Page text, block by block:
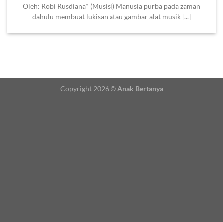
Oleh: Robi Rusdiana* (Musisi) Manusia purba pada zaman
dahulu membuat lukisan atau gambar alat musik [...]
Copyright 2026 ©Anak Bertanya